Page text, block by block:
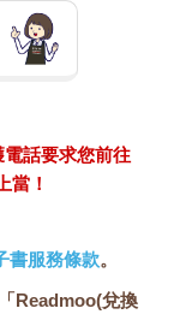
話要求您前往
當！
書服務條款。
Readmoo(兌換